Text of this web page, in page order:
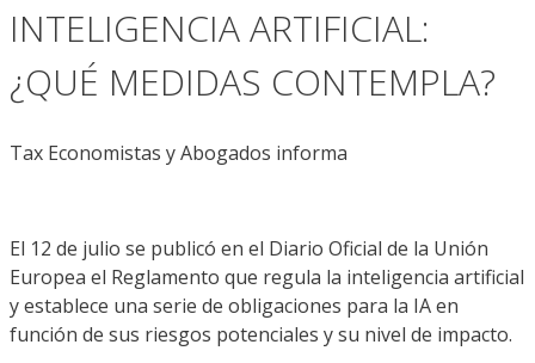
INTELIGENCIA ARTIFICIAL:
¿QUÉ MEDIDAS CONTEMPLA?
Tax Economistas y Abogados informa
El 12 de julio se publicó en el Diario Oficial de la Unión
Europea el Reglamento que regula la inteligencia artificial
y establece una serie de obligaciones para la IA en
función de sus riesgos potenciales y su nivel de impacto.